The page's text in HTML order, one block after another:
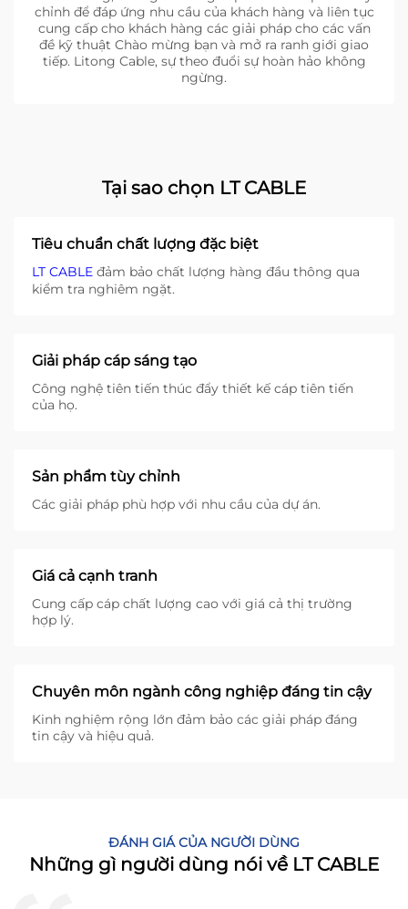
chỉnh để đáp ứng nhu cầu của khách hàng và liên tục
cung cấp cho khách hàng các giải pháp cho các vấn
đề kỹ thuật Chào mừng bạn và mở ra ranh giới giao
tiếp. Litong Cable, sự theo đuổi sự hoàn hảo không
ngừng.
Tại sao chọn LT CABLE
Tiêu chuẩn chất lượng đặc biệt
LT CABLE đảm bảo chất lượng hàng đầu thông qua
kiểm tra nghiêm ngặt.
Giải pháp cáp sáng tạo
Công nghệ tiên tiến thúc đẩy thiết kế cáp tiên tiến
của họ.
Sản phẩm tùy chỉnh
Các giải pháp phù hợp với nhu cầu của dự án.
Giá cả cạnh tranh
Cung cấp cáp chất lượng cao với giá cả thị trường
hợp lý.
Chuyên môn ngành công nghiệp đáng tin cậy
Kinh nghiệm rộng lớn đảm bảo các giải pháp đáng
tin cậy và hiệu quả.
ĐÁNH GIÁ CỦA NGƯỜI DÙNG
Những gì người dùng nói về LT CABLE